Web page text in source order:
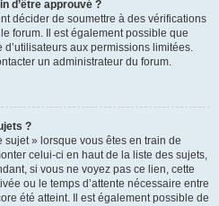
d’être approuvé ?
décider de soumettre à des vérifications
forum. Il est également possible que
aux permissions limitées.
un administrateur du forum.
?
» lorsque vous êtes en train de
celui-ci en haut de la liste des sujets,
si vous ne voyez pas ce lien, cette
ou le temps d’attente nécessaire entre
été atteint. Il est également possible de